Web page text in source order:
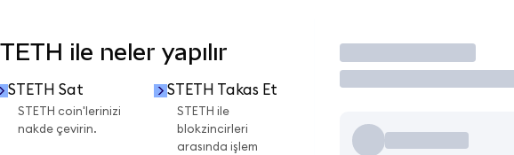
ile neler yapılır
STETH Sat
STETH coin'lerinizi
nakde çevirin.
STETH Takas Et
STETH ile
blokzincirleri
arasında işlem
İşlem Yap